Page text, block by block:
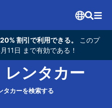
割引で利用できる。
このプ
11日 まで有効である！
ンタカー
タカーを検索する